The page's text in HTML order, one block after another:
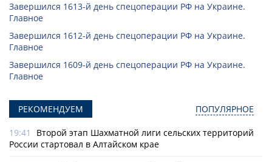
Завершился 1613-й день спецоперации РФ на Украине.
Главное
Завершился 1612-й день спецоперации РФ на Украине.
Главное
Завершился 1609-й день спецоперации РФ на Украине.
Главное
РЕКОМЕНДУЕМ ПОПУЛЯРНОЕ
19:41
Второй этап Шахматной лиги сельских территорий
России стартовал в Алтайском крае